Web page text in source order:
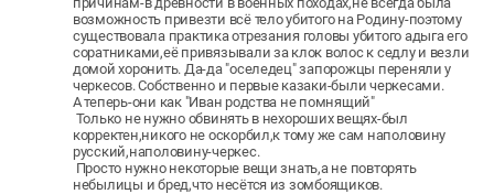
возможность привезти всё тело убитого на Родину-поэтому
существовала практика отрезания головы убитого адыга его
соратниками,её привязывали за клок волос к седлу и везли
домой хоронить. Да-да "оселедец" запорожцы переняли у
черкесов. Собственно и первые казаки-были черкесами.
А теперь-они как "Иван родства не помнящий"
Только не нужно обвинять в нехороших вещях-был
корректен,никого не оскорбил,к тому же сам наполовину
русский,наполовину-черкес.
Просто нужно некоторые вещи знать,а не повторять
небылицы и бред,что несётся из зомбоящиков.